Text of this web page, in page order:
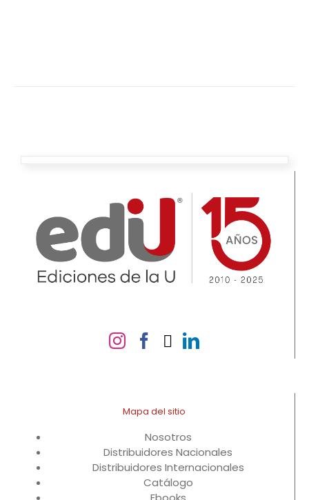
Mapa del sitio
Nosotros
Distribuidores Nacionales
Distribuidores Internacionales
Catálogo